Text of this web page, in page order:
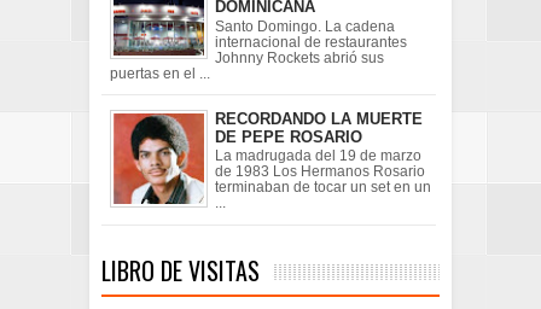
DOMINICANA
Santo Domingo. La cadena
internacional de restaurantes
Johnny Rockets abrió sus
puertas en el ...
RECORDANDO LA MUERTE
DE PEPE ROSARIO
La madrugada del 19 de marzo
de 1983 Los Hermanos Rosario
terminaban de tocar un set en un
...
LIBRO DE VISITAS